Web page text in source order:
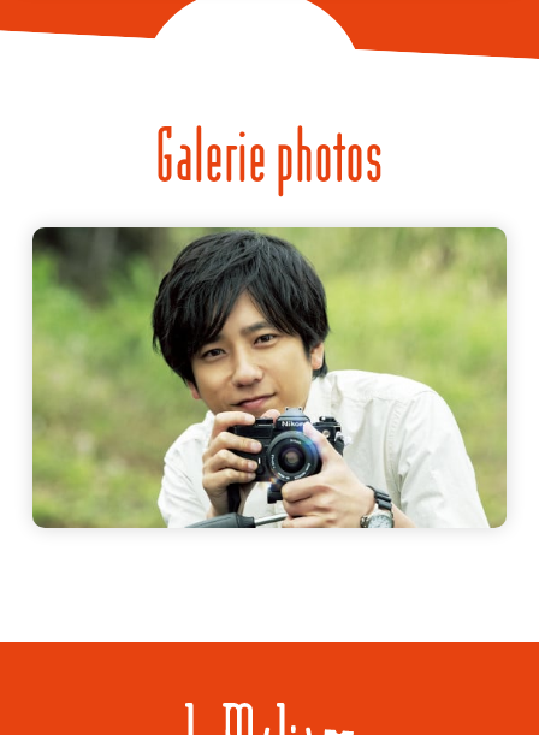
Galerie photos